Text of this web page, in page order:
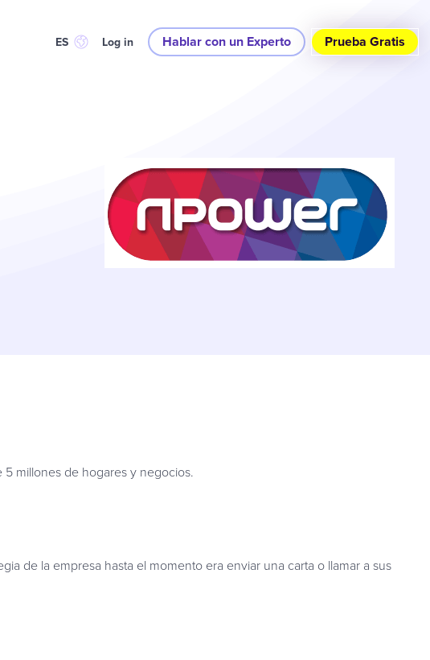
ES Log in Hablar con un Experto Prueba Gratis
millones de hogares y negocios.
de la empresa hasta el momento era enviar una carta o llamar a sus